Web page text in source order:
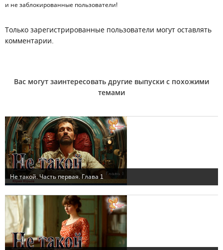
и не заблокированные пользователи!
Только зарегистрированные пользователи могут оставлять
комментарии.
Вас могут заинтересовать другие выпуски с похожими
темами